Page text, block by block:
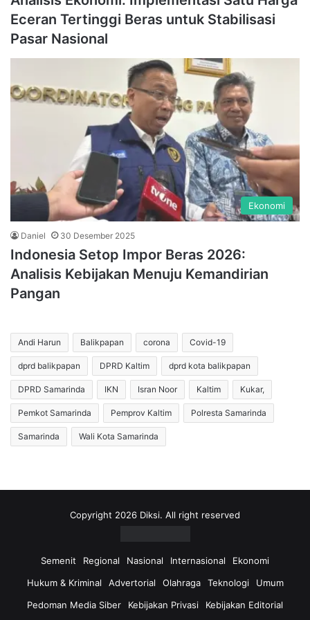
Eceran Tertinggi Beras untuk Stabilisasi
Pasar Nasional
Ekonomi
Daniel 30 Desember 2025
Indonesia Setop Impor Beras 2026:
Analisis Kebijakan Menuju Kemandirian
Pangan
Andi Harun Balikpapan corona Covid-19
dprd balikpapan DPRD Kaltim dprd kota balikpapan
DPRD Samarinda IKN Isran Noor Kaltim Kukar,
Pemkot Samarinda Pemprov Kaltim Polresta Samarinda
Samarinda Wali Kota Samarinda
Copyright 2026 Diksi. All right reserved
Semenit Regional Nasional Internasional
Ekonomi
Hukum & Kriminal
Advertorial Olahraga Teknologi
Umum
Pedoman Media Siber
Kebijakan Privasi Kebijakan Editorial